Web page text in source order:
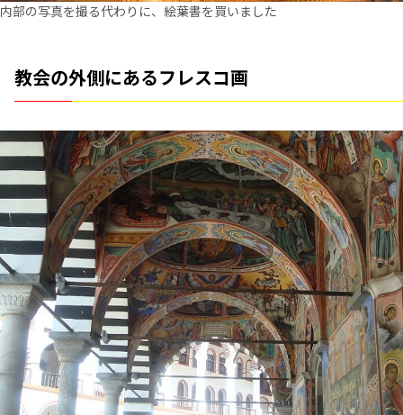
内部の写真を撮る代わりに、絵葉書を買いました
教会の外側にあるフレスコ画